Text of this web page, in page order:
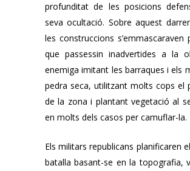
profunditat de les posicions
seva ocultació. Sobre aquest
les construccions s’emmascaraven
que passessin inadvertides a la
enemiga imitant les barraques i els
pedra seca, utilitzant molts cops el
de la zona i plantant vegetació al
en molts dels casos per camuflar-la.
Els militars republicans planificaren
batalla basant-se en la topografia,